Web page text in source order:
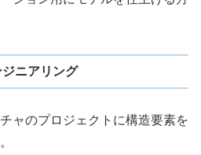
ニアリング
ャのプロジェクトに構造要素を